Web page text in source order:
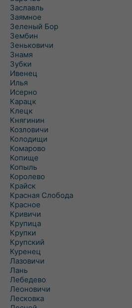
Заславль
Заямное
Зеленый Бор
Зембин
Зеньковичи
Знамя
Зубки
Ивенец
Илья
Исерно
Карацк
Клецк
Княгинин
Козловичи
Колодищи
Комарово
Копище
Копыль
Королево
Крайск
Красная Слобода
Красное
Кривичи
Крупица
Крупки
Крупский
Куренец
Лазовичи
Лань
Лебедево
Леоновичи
Лесковка